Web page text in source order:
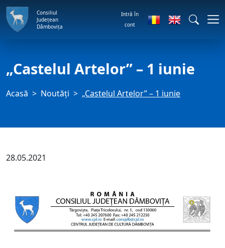
Consiliul
Județean
Dâmbovița
Intră în
cont
„Castelul Artelor” – 1 iunie
Acasă Noutăți „Castelul Artelor” – 1 iunie
28.05.2021